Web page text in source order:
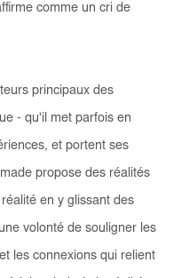
comme un cri de
principaux des
- qu'il met parfois en
et portent ses
propose des réalités
en y glissant des
volonté de souligner les
les connexions qui relient